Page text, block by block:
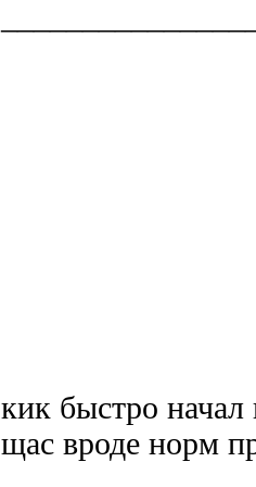
кик быстро начал
щас вроде норм